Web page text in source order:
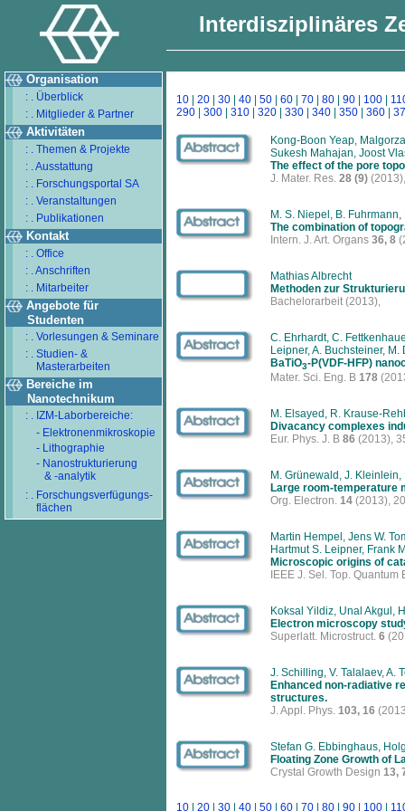
Interdisziplinäres
Organisation
: . Überblick
: . Mitglieder & Partner
Aktivitäten
: . Themen & Projekte
: . Ausstattung
: . Forschungsportal SA
: . Veranstaltungen
: . Publikationen
Kontakt
: . Office
: . Anschriften
: . Mitarbeiter
Angebote für
Studenten
: . Vorlesungen & Seminare
: . Studien- &
Masterarbeiten
Bereiche im
Nanotechnikum
: . IZM-Laborbereiche:
- Elektronenmikroskopie
- Lithographie
- Nanostrukturierung
& -analytik
: . Forschungsverfügungs-
flächen
10 20 30 40 50 60 70 80 90 100
290| 300| 310| 320| 330| 340| 350| 360|
Kong-Boon Yeap,
Sukesh Mahajan, Joost
The effect of the pore
J. Mater. Res. 28 (9)
M. S. Niepel, B. Fuhrmann,
The combination of
Intern. J. Art. Organs 36, 8
Mathias Albrecht
Methoden zur
Bachelorarbeit (2013),
C. Ehrhardt, C.
Leipner, A. Buchsteiner,
BaTiO3-P(VDF-HFP)
Mater. Sci. Eng. B 178
M. Elsayed, R. Krause-
Divacancy complexes
Eur. Phys. J. B 86 (2013),
M. Grünewald, J. Kleinlein,
Large room-temperature
Org. Electron. 14 (2013),
Martin Hempel, Jens W.
Hartmut S. Leipner, Frank
Microscopic origins of
IEEE J. Sel. Top.
Koksal Yildiz, Unal Akgul,
Electron microscopy
Superlatt. Microstruct. 6
J. Schilling, V. Talalaev, A.
Enhanced non-radiative
structures.
J. Appl. Phys. 103, 16
Stefan G. Ebbinghaus,
Floating Zone Growth of
Crystal Growth Design 13,
10 20 30 40 50 60 70 80 90 100